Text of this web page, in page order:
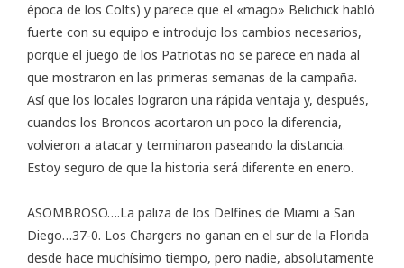
época de los Colts) y parece que el «mago» Belichick habló
fuerte con su equipo e introdujo los cambios necesarios,
porque el juego de los Patriotas no se parece en nada al
que mostraron en las primeras semanas de la campaña.
Así que los locales lograron una rápida ventaja y, después,
cuandos los Broncos acortaron un poco la diferencia,
volvieron a atacar y terminaron paseando la distancia.
Estoy seguro de que la historia será diferente en enero.
ASOMBROSO….La paliza de los Delfines de Miami a San
Diego…37-0. Los Chargers no ganan en el sur de la Florida
desde hace muchísimo tiempo, pero nadie, absolutamente